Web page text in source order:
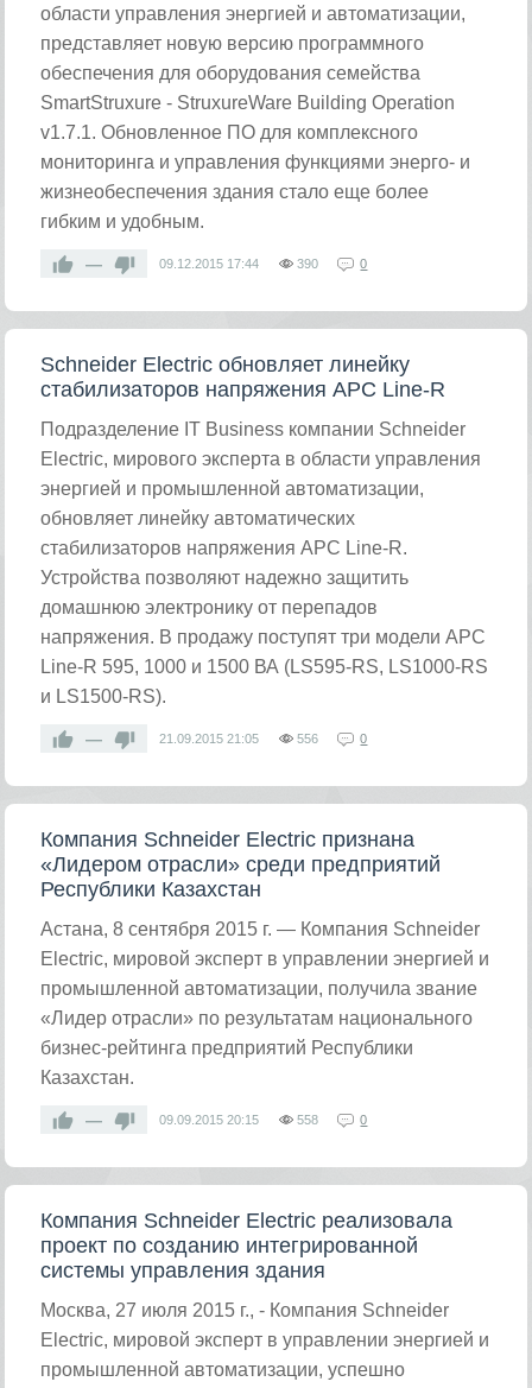
области управления энергией и автоматизации,
представляет новую версию программного
обеспечения для оборудования семейства
SmartStruxure - StruxureWare Building Operation
v1.7.1. Обновленное ПО для комплексного
мониторинга и управления функциями энерго- и
жизнеобеспечения здания стало еще более
гибким и удобным.
— 09.12.2015 17:44 390 0
Schneider Electric обновляет линейку
стабилизаторов напряжения APC Line-R
Подразделение IT Business компании Schneider
Electric, мирового эксперта в области управления
энергией и промышленной автоматизации,
обновляет линейку автоматических
стабилизаторов напряжения APC Line-R.
Устройства позволяют надежно защитить
домашнюю электронику от перепадов
напряжения. В продажу поступят три модели APC
Line-R 595, 1000 и 1500 ВА (LS595-RS, LS1000-RS
и LS1500-RS).
— 21.09.2015 21:05 556 0
Компания Schneider Electric признана
«Лидером отрасли» среди предприятий
Республики Казахстан
Астана, 8 сентября 2015 г. — Компания Schneider
Electric, мировой эксперт в управлении энергией и
промышленной автоматизации, получила звание
«Лидер отрасли» по результатам национального
бизнес-рейтинга предприятий Республики
Казахстан.
— 09.09.2015 20:15 558 0
Компания Schneider Electric реализовала
проект по созданию интегрированной
системы управления здания
Москва, 27 июля 2015 г., - Компания Schneider
Electric, мировой эксперт в управлении энергией и
промышленной автоматизации, успешно